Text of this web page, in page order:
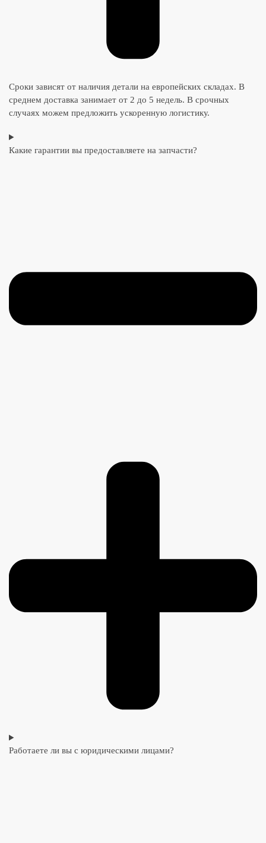
Сроки зависят от наличия детали на европейских складах. В
среднем доставка занимает от 2 до 5 недель. В срочных
случаях можем предложить ускоренную логистику.
Какие гарантии вы предоставляете на запчасти?
Работаете ли вы с юридическими лицами?